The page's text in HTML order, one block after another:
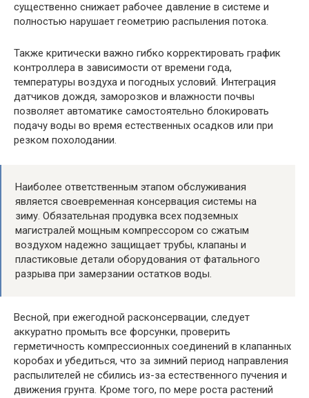
существенно снижает рабочее давление в системе и
полностью нарушает геометрию распыления потока.
Также критически важно гибко корректировать график
контроллера в зависимости от времени года,
температуры воздуха и погодных условий. Интеграция
датчиков дождя, заморозков и влажности почвы
позволяет автоматике самостоятельно блокировать
подачу воды во время естественных осадков или при
резком похолодании.
Наиболее ответственным этапом обслуживания
является своевременная консервация системы на
зиму. Обязательная продувка всех подземных
магистралей мощным компрессором со сжатым
воздухом надежно защищает трубы, клапаны и
пластиковые детали оборудования от фатального
разрыва при замерзании остатков воды.
Весной, при ежегодной расконсервации, следует
аккуратно промыть все форсунки, проверить
герметичность компрессионных соединений в клапанных
коробах и убедиться, что за зимний период направления
распылителей не сбились из-за естественного пучения и
движения грунта. Кроме того, по мере роста растений